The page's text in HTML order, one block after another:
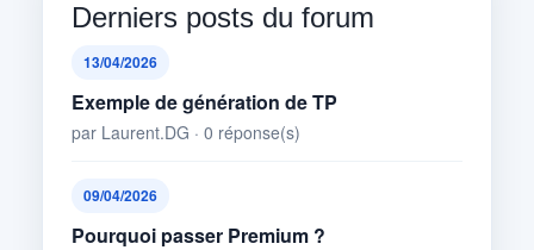
Derniers posts du forum
13/04/2026
Exemple de génération de TP
par Laurent.DG · 0 réponse(s)
09/04/2026
Pourquoi passer Premium ?